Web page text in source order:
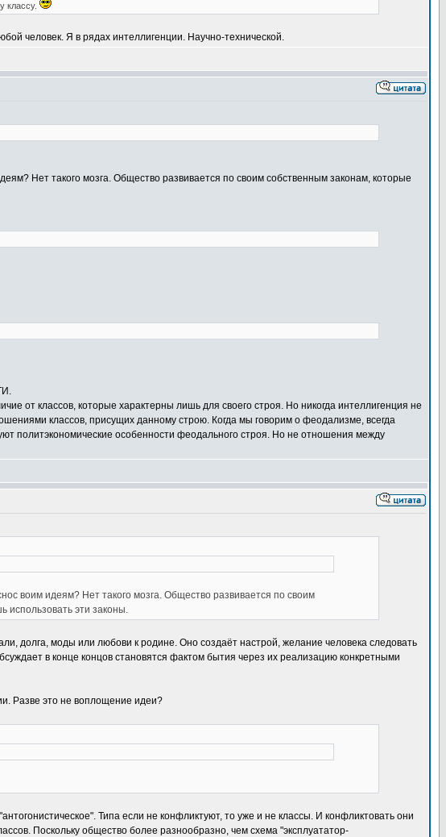
классу.
человек. Я в рядах интеллигенции. Научно-технической.
Нет такого мозга. Общество развивается по своим собственным законам, которые
от классов, которые характерны лишь для своего строя. Но никогда интеллигенция не
классов, присущих данному строю. Когда мы говорим о феодализме, всегда
политэкономические особенности феодального строя. Но не отношения между
воим идеям? Нет такого мозга. Общество развивается по своим
использовать эти законы.
долга, моды или любови к родине. Оно создаёт настрой, желание человека следовать
в конце концов становятся фактом бытия через их реализацию конкретными
Разве это не воплощение идеи?
Типа если не конфликтуют, то уже и не классы. И конфликтовать они
Поскольку общество более разнообразно, чем схема "эксплуататор-